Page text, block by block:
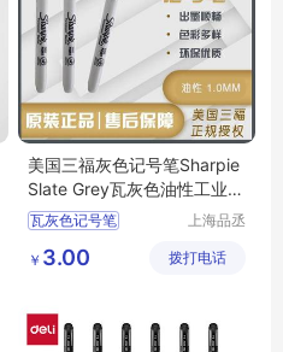
美国三福灰色记号笔Sharpie
Slate Grey瓦灰色油性工业记
号笔1MM
瓦灰色记号笔
上海品丞
公司
￥ 3.00 拨打电话